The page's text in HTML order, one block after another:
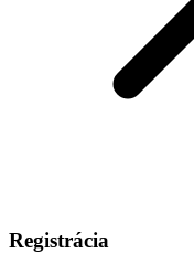
Registrácia